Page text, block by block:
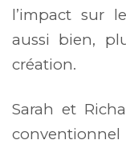
l’impact sur
aussi bien,
création.
Sarah et